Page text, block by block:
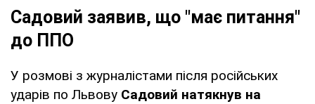
Садовий заявив, що "має питання"
до ППО
У розмові з журналістами після російських
ударів по Львову Садовий натякнув на